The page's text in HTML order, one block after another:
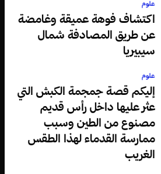
علوم
اكتشاف فوهة عميقة وغامضة
عن طريق المصادفة شمال
سيبيريا
علوم
إليكم قصة جمجمة الكبش التي
عثر عليها داخل رأس قديم
مصنوع من الطين وسبب
ممارسة القدماء لهذا الطقس
الغريب